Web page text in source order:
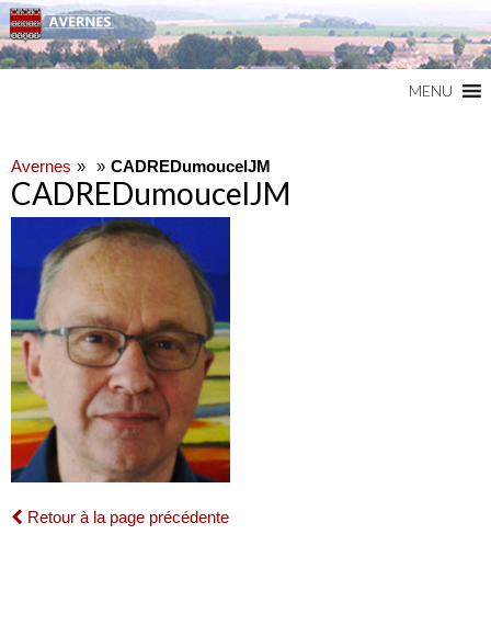
MENU
Avernes CADREDumoucelJM
CADREDumoucelJM
Retour à la page précédente